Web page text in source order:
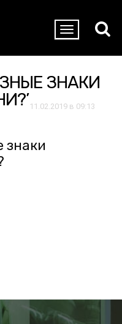
ЗНАКИ
11.02.2019 в 09:13
знаки